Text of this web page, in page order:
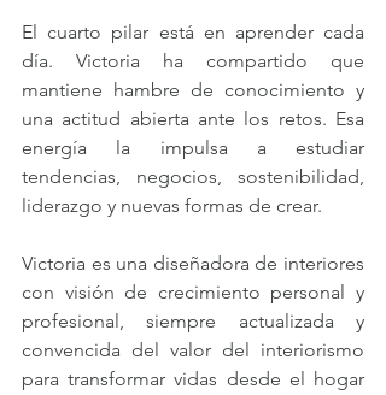
El cuarto pilar está en aprender cada
día. Victoria ha compartido que
mantiene hambre de conocimiento y
una actitud abierta ante los retos. Esa
energía la impulsa a estudiar
tendencias, negocios, sostenibilidad,
liderazgo y nuevas formas de crear.
Victoria es una diseñadora de interiores
con visión de crecimiento personal y
profesional, siempre actualizada y
convencida del valor del interiorismo
para transformar vidas desde el hogar